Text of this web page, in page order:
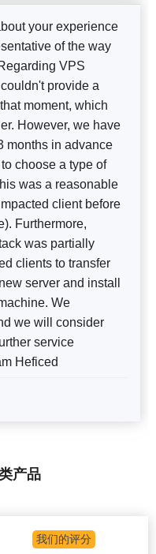
your experience
of the way
VPS
provide a
moment, which
However, we have
months in advance
choose a type of
was a reasonable
client before
Furthermore,
was partially
clients to transfer
server and install
We
we will consider
service
Heficed
产品
我们的评分